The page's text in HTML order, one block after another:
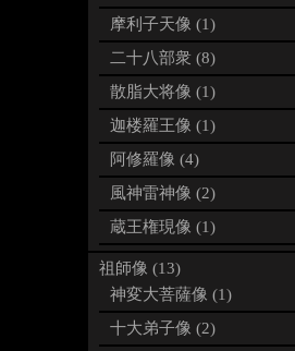
摩利子天像 (1)
二十八部衆 (8)
散脂大将像 (1)
迦楼羅王像 (1)
阿修羅像 (4)
風神雷神像 (2)
蔵王権現像 (1)
祖師像 (13)
神変大菩薩像 (1)
十大弟子像 (2)